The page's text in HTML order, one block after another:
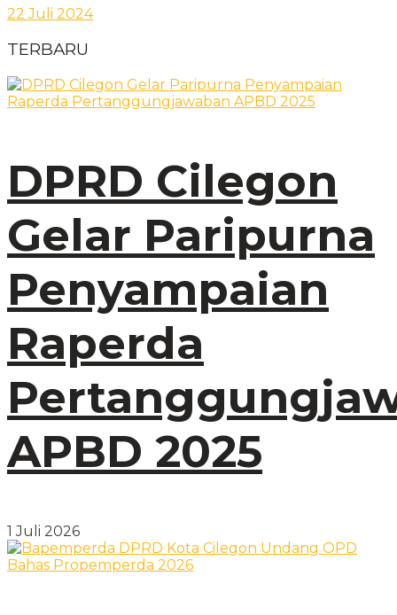
22 Juli 2024
TERBARU
DPRD Cilegon
Gelar Paripurna
Penyampaian
Raperda
APBD 2025
1 Juli 2026